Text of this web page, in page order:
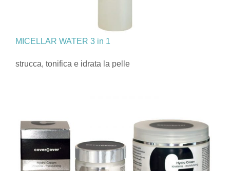
MICELLAR WATER 3 in 1
strucca, tonifica e idrata la pelle